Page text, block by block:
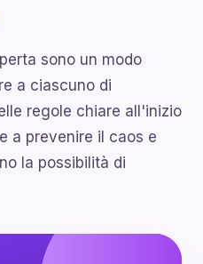
sono un modo
a ciascuno di
regole chiare all'inizio
a prevenire il caos e
la possibilità di